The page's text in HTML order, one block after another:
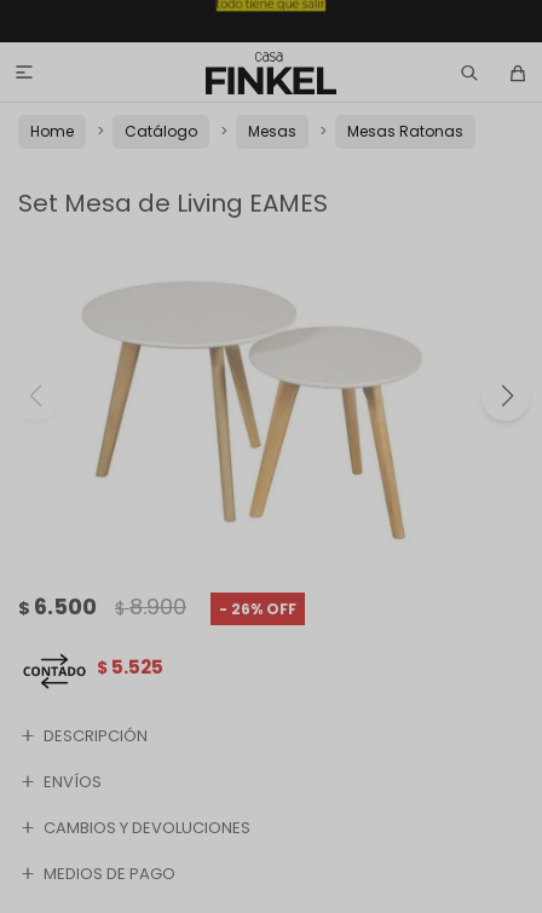

Home Catálogo Mesas Mesas Ratonas
Set Mesa de Living EAMES
$ 6.500 $ 8.900 26
$ 5.525
DESCRIPCIÓN
ENVÍOS
CAMBIOS Y DEVOLUCIONES
MEDIOS DE PAGO